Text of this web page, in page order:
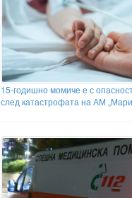
15-годишно момиче е с
след катастрофата на АМ